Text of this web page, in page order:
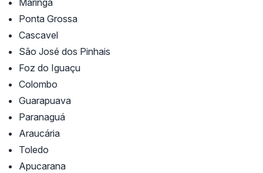
Maringá
Ponta Grossa
Cascavel
São José dos Pinhais
Foz do Iguaçu
Colombo
Guarapuava
Paranaguá
Araucária
Toledo
Apucarana